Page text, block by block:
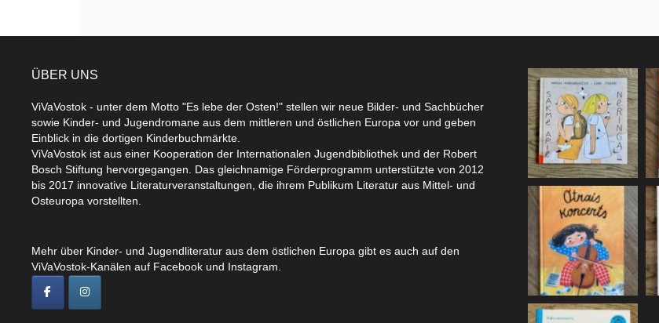
ÜBER UNS
ViVaVostok - unter dem Motto "Es lebe der Osten!" stellen wir neue Bilder- und Sachbücher
sowie Kinder- und Jugendromane aus dem mittleren und östlichen Europa vor und geben
Einblick in die dortigen Kinderbuchmärkte.
ViVaVostok ist aus einer Kooperation der Internationalen Jugendbibliothek und der Robert
Bosch Stiftung hervorgegangen. Das gleichnamige Förderprogramm unterstützte von 2012
bis 2017 innovative Literaturveranstaltungen, die ihrem Publikum Literatur aus Mittel- und
Osteuropa vorstellten.
Mehr über Kinder- und Jugendliteratur aus dem östlichen Europa gibt es auch auf den
ViVaVostok-Kanälen auf Facebook und Instagram.